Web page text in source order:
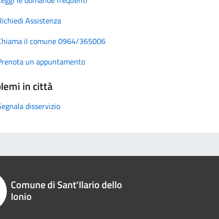
Assistenza
il comune 0964/365006
un appuntamento
in città
disservizio
Comune di Sant'Ilario dello
Ionio